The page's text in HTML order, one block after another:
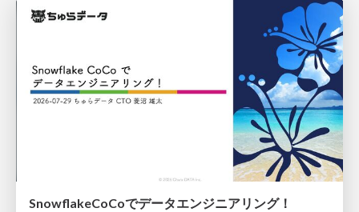
SnowflakeCoCoでデータエンジニアリング！